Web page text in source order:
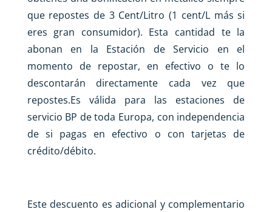
que repostes de 3 Cent/Litro (1 cent/L más si
eres gran consumidor). Esta cantidad te la
abonan en la Estación de Servicio en el
momento de repostar, en efectivo o te lo
descontarán directamente cada vez que
repostes.Es válida para las estaciones de
servicio BP de toda Europa, con independencia
de si pagas en efectivo o con tarjetas de
crédito/débito.
Este descuento es adicional y complementario